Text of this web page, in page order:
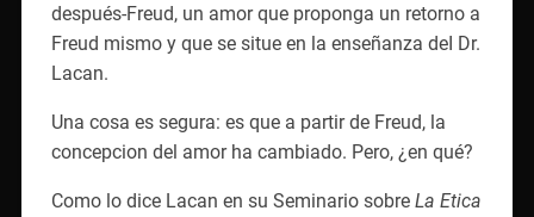
después-Freud, un amor que proponga un retorno a
Freud mismo y que se situe en la enseñanza deI Dr.
Lacan.
Una cosa es segura: es que a partir de Freud, la
concepcion del amor ha cambiado. Pero, ¿en qué?
Como lo dice Lacan en su Seminario sobre La Etica